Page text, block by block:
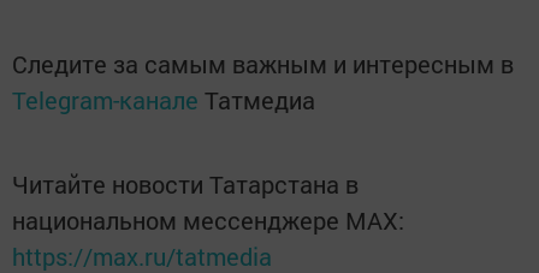
Следите за самым важным и интересным в
Telegram-канале Татмедиа
Читайте новости Татарстана в
национальном мессенджере MАХ:
https://max.ru/tatmedia